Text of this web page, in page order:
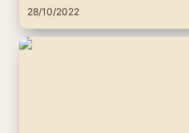
28/10/2022
"Por ti, Por mi, y Por todas